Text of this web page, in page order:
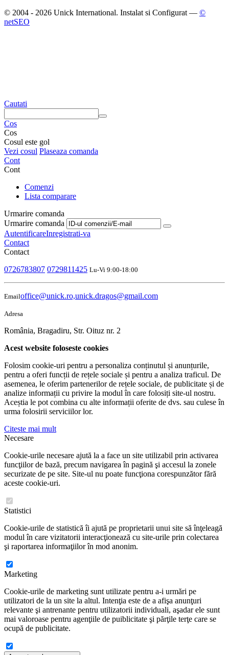
© 2004 - 2026 Unick International. Instalat si Configurat — ©
netSEO
Cautati
Cos
Cos
Cosul este gol
Vezi cosul Plaseaza comanda
Cont
Cont
Comenzi
Lista comparare
Urmarire comanda
Urmarire comanda
AutentificareInregistrati-va
Contact
Contact
0726783807 0729811425 Lu-Vi 9:00-18:00
Emailoffice@unick.ro,unick.dragos@gmail.com
Adresa
România, Bragadiru, Str. Oituz nr. 2
Acest website foloseste cookies
Folosim cookie-uri pentru a personaliza conținutul și anunțurile,
pentru a oferi funcții de rețele sociale și pentru a analiza traficul. De
asemenea, le oferim partenerilor de rețele sociale, de publicitate și de
analize informații cu privire la modul în care folosiți site-ul nostru.
Aceștia le pot combina cu alte informații oferite de dvs. sau culese în
urma folosirii serviciilor lor.
Citeste mai mult
Necesare
Cookie-urile necesare ajută la a face un site utilizabil prin activarea
funcţiilor de bază, precum navigarea în pagină şi accesul la zonele
securizate de pe site. Site-ul nu poate funcţiona corespunzător fără
aceste cookie-uri.
Statistici
Cookie-urile de statistică îi ajută pe proprietarii unui site să înţeleagă
modul în care vizitatorii interacţionează cu site-urile prin colectarea
şi raportarea informaţiilor în mod anonim.
Marketing
Cookie-urile de marketing sunt utilizate pentru a-i urmări pe
utilizatori de la un site la altul. Intenţia este de a afişa anunţuri
relevante şi antrenante pentru utilizatorii individuali, aşadar ele sunt
mai valoroase pentru agenţiile de puiblicitate şi părţile terţe care se
ocupă de publicitate.